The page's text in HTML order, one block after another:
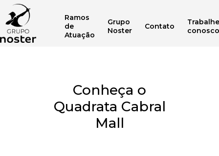
Ramos
de
Atuação
Grupo
Noster
Contato
Trabalhe
conosco
Conheça o
Quadrata Cabral
Mall